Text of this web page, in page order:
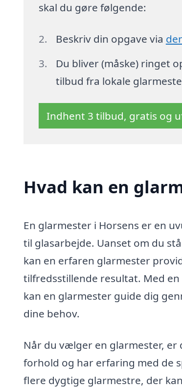
skal du gøre følgende:
Beskriv din opgave via
Du bliver (måske) ringet
tilbud fra lokale
Indhent 3 tilbud, gratis og
Hvad kan en
En glarmester i Horsens er en
til glasarbejde. Uanset om du
kan en erfaren glarmester
tilfredsstillende resultat. Med
kan en glarmester guide dig
dine behov.
Når du vælger en glarmester,
forhold og har erfaring med de
flere dygtige glarmestre, der